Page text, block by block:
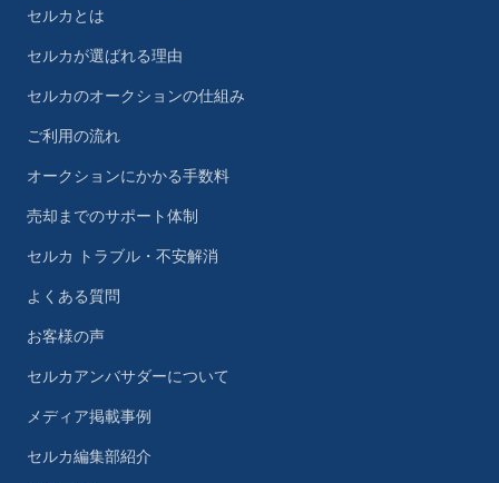
セルカとは
セルカが選ばれる理由
セルカのオークションの仕組み
ご利用の流れ
オークションにかかる手数料
売却までのサポート体制
セルカ トラブル・不安解消
よくある質問
お客様の声
セルカアンバサダーについて
メディア掲載事例
セルカ編集部紹介